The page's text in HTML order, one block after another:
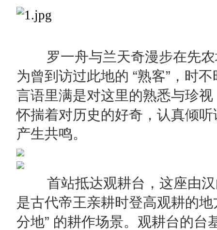
罗一舟与兰天奇漫步在先
为曾到访过此地的 “熟客” ，时
言语里满是对这里的熟悉与珍
怀揣着对历史的好奇，认真倾听
产生共鸣。
首站抵达观耕台，这座由
是古代帝王亲耕时登高观耕的
分地” 的耕作场景。观耕台的台